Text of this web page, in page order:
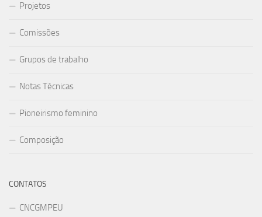
Projetos
Comissões
Grupos de trabalho
Notas Técnicas
Pioneirismo feminino
Composição
CONTATOS
CNCGMPEU